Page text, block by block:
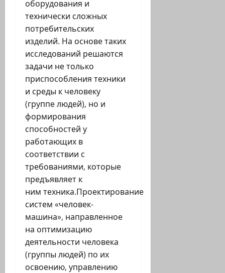
оборудования и
технически сложных
потребительских
изделий. На основе таких
исследований решаются
задачи не только
приспособления техники
и среды к человеку
(группе людей), но и
формирования
способностей у
работающих в
соответствии с
требованиями, которые
предъявляет к
ним техника.Проектирование
систем «человек-
машина», направленное
на оптимизацию
деятельности человека
(группы людей) по их
освоению, управлению